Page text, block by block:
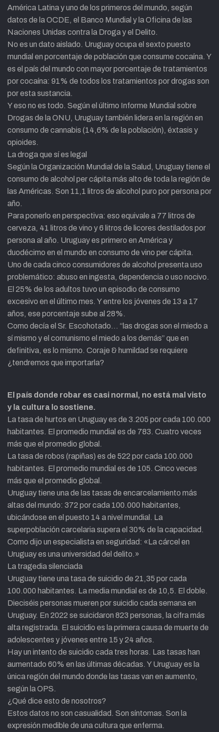
América Latina y uno de los primeros del mundo, según
datos de la OCDE, el Banco Mundial y la Oficina de las
Naciones Unidas contra la Droga y el Delito.
No es un dato aislado. Uruguay ocupa el sexto puesto
mundial en porcentaje de población que consume cocaína. Y
es el país del mundo con mayor porcentaje de tratamientos
por cocaína: 91% de todos los tratamientos por drogas son
por esta sustancia.
Y eso no es todo. Según el último Informe Mundial sobre
Drogas de la ONU, Uruguay también lidera en la región en
consumo de cannabis (14,6% de la población), éxtasis y
opioides.
La droga que sí es legal
Según la Organización Mundial de la Salud, Uruguay tiene el
consumo de alcohol per cápita más alto de toda la región de
las Américas. Son 11,1 litros de alcohol puro por persona por
año.
Para ponerlo en perspectiva: eso equivale a 77 litros de
cerveza, 41 litros de vino y 6 litros de licores destilados por
persona al año. Uruguay es primero en América y
duodécimo en el mundo en consumo de vino per cápita.
Uno de cada cinco consumidores de alcohol presenta uso
problemático: abuso en ingesta, dependencia o uso nocivo.
El 25% de los adultos tuvo un episodio de consumo
excesivo en el último mes. Y entre los jóvenes de 13 a 17
años, ese porcentaje sube al 28%.
Como decía el Sr. Escohotado… “las drogas son el miedo a
sí mismo y el comunismo el miedo a los demás” que en
definitiva, es lo mismo. Coraje & humildad se requiere
¿tendremos que importarla?
El país donde robar es casi normal, no está mal visto
y la cultura lo sostiene.
La tasa de hurtos en Uruguay es de 3.205 por cada 100.000
habitantes. El promedio mundial es de 783. Cuatro veces
más que el promedio global.
La tasa de robos (rapiñas) es de 522 por cada 100.000
habitantes. El promedio mundial es de 105. Cinco veces
más que el promedio global.
Uruguay tiene una de las tasas de encarcelamiento más
altas del mundo: 372 por cada 100.000 habitantes,
ubicándose en el puesto 14 a nivel mundial. La
superpoblación carcelaria supera el 30% de la capacidad.
Como dijo un especialista en seguridad: «La cárcel en
Uruguay es una universidad del delito.»
La tragedia silenciada
Uruguay tiene una tasa de suicidio de 21,35 por cada
100.000 habitantes. La media mundial es de 10,5. El doble.
Dieciséis personas mueren por suicidio cada semana en
Uruguay. En 2022 se suicidaron 823 personas, la cifra más
alta registrada. El suicidio es la primera causa de muerte de
adolescentes y jóvenes entre 15 y 24 años.
Hay un intento de suicidio cada tres horas. Las tasas han
aumentado 60% en las últimas décadas. Y Uruguay es la
única región del mundo donde las tasas van en aumento,
según la OPS.
¿Qué dice esto de nosotros?
Estos datos no son casualidad. Son síntomas. Son la
expresión medible de una cultura que enferma.